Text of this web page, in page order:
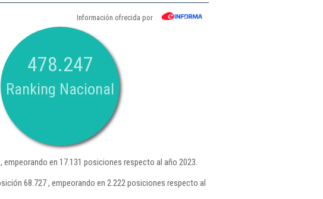
Información ofrecida por
478.247
Ranking Nacional
empeorando en 17.131 posiciones respecto al año 2023.
68.727 , empeorando en 2.222 posiciones respecto al